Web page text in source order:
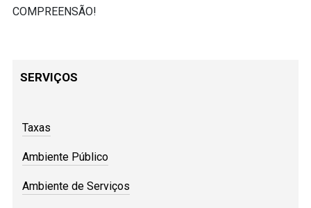
COMPREENSÃO!
SERVIÇOS
Taxas
Ambiente Público
Ambiente de Serviços